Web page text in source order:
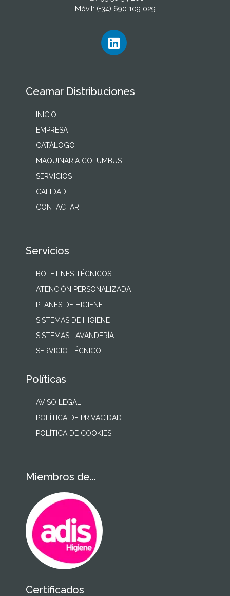
Móvil: (+34) 690 109 029
Ceamar Distribuciones
INICIO
EMPRESA
CATÁLOGO
MAQUINARIA COLUMBUS
SERVICIOS
CALIDAD
CONTACTAR
Servicios
BOLETINES TÉCNICOS
ATENCIÓN PERSONALIZADA
PLANES DE HIGIENE
SISTEMAS DE HIGIENE
SISTEMAS LAVANDERÍA
SERVICIO TÉCNICO
Políticas
AVISO LEGAL
POLÍTICA DE PRIVACIDAD
POLÍTICA DE COOKIES
Miembros de...
Certificados